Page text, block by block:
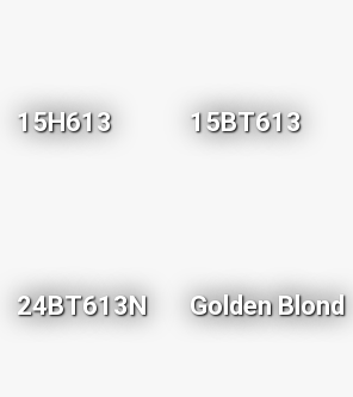
15H613 15BT613
24BT613N Golden Blond